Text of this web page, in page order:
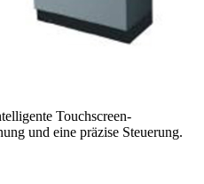
Touchscreen-
und eine präzise Steuerung.